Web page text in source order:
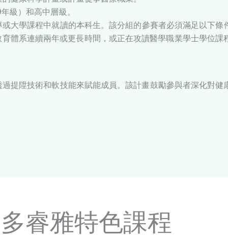
級）和高中層級。
大學課程中就讀的本科生。該分組的參賽者必須滿足以下
體系連續兩年或更長時間，或正在攻讀醫學職業學士學位課
提陞技術和軟技能來賦能成員。該計畫鼓勵參與者深化對
睿雅特色課程